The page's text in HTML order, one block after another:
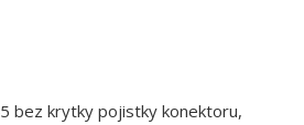
bez krytky pojistky konektoru,